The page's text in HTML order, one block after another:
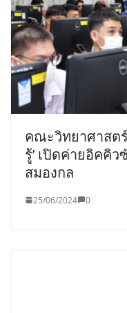
คณะวิทยาศาสต
รู้’ เปิดค่ายอิคคิ
สมองกล
25/06/2024 0